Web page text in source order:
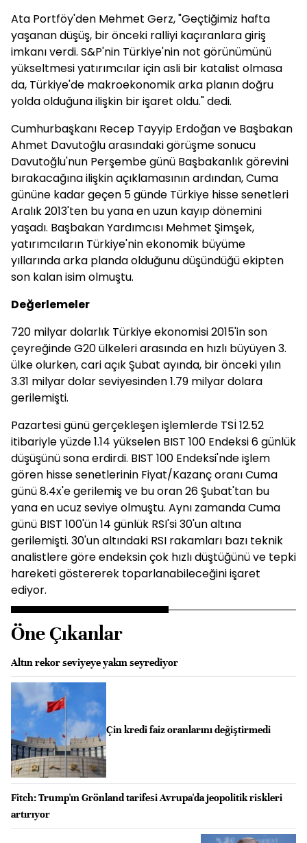
Ata Portföy'den Mehmet Gerz, "Geçtiğimiz hafta
yaşanan düşüş, bir önceki ralliyi kaçıranlara giriş
imkanı verdi. S&P'nin Türkiye'nin not görünümünü
yükseltmesi yatırımcılar için asli bir katalist olmasa
da, Türkiye'de makroekonomik arka planın doğru
yolda olduğuna ilişkin bir işaret oldu." dedi.
Cumhurbaşkanı Recep Tayyip Erdoğan ve Başbakan
Ahmet Davutoğlu arasındaki görüşme sonucu
Davutoğlu'nun Perşembe günü Başbakanlık görevini
bırakacağına ilişkin açıklamasının ardından, Cuma
gününe kadar geçen 5 günde Türkiye hisse senetleri
Aralık 2013'ten bu yana en uzun kayıp dönemini
yaşadı. Başbakan Yardımcısı Mehmet Şimşek,
yatırımcıların Türkiye'nin ekonomik büyüme
yıllarında arka planda olduğunu düşündüğü ekipten
son kalan isim olmuştu.
Değerlemeler
720 milyar dolarlık Türkiye ekonomisi 2015'in son
çeyreğinde G20 ülkeleri arasında en hızlı büyüyen 3.
ülke olurken, cari açık Şubat ayında, bir önceki yılın
3.31 milyar dolar seviyesinden 1.79 milyar dolara
gerilemişti.
Pazartesi günü gerçekleşen işlemlerde TSİ 12.52
itibariyle yüzde 1.14 yükselen BIST 100 Endeksi 6 günlük
düşüşünü sona erdirdi. BIST 100 Endeksi'nde işlem
gören hisse senetlerinin Fiyat/Kazanç oranı Cuma
günü 8.4x'e gerilemiş ve bu oran 26 Şubat'tan bu
yana en ucuz seviye olmuştu. Aynı zamanda Cuma
günü BIST 100'ün 14 günlük RSI'si 30'un altına
gerilemişti. 30'un altındaki RSI rakamları bazı teknik
analistlere göre endeksin çok hızlı düştüğünü ve tepki
hareketi göstererek toparlanabileceğini işaret
ediyor.
Öne Çıkanlar
Altın rekor seviyeye yakın seyrediyor
Çin kredi faiz oranlarını değiştirmedi
Fitch: Trump'ın Grönland tarifesi Avrupa'da jeopolitik riskleri
artırıyor